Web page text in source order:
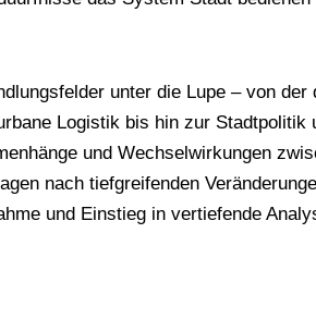
unter die Lupe – von der
Logistik bis hin zur Stadtpolitik
und Wechselwirkungen
nach tiefgreifenden
und Einstieg in vertiefende